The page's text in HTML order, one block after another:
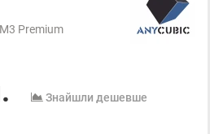
Premium
Знайшли дешевше